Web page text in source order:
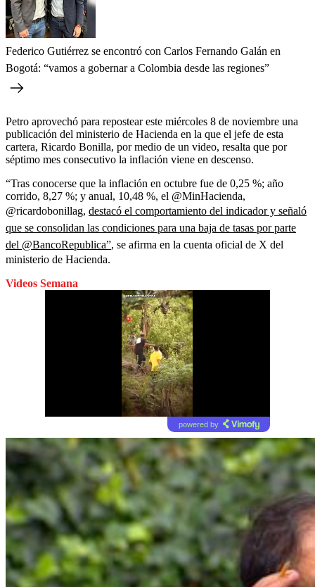
Federico Gutiérrez se encontró con Carlos Fernando Galán en
Bogotá: “vamos a gobernar a Colombia desde las regiones”
Petro aprovechó para repostear este miércoles 8 de noviembre una
publicación del ministerio de Hacienda en la que el jefe de esta
cartera, Ricardo Bonilla, por medio de un video, resalta que por
séptimo mes consecutivo la inflación viene en descenso.
“Tras conocerse que la inflación en octubre fue de 0,25 %; año
corrido, 8,27 %; y anual, 10,48 %, el @MinHacienda,
@ricardobonillag, destacó el comportamiento del indicador y señaló
que se consolidan las condiciones para una baja de tasas por parte
del @BancoRepublica”, se afirma en la cuenta oficial de X del
ministerio de Hacienda.
Videos Semana
powered by